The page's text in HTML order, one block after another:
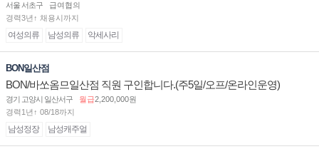
서울 서초구
급여협의
경력3년↑ 채용시까지
여성의류 남성의류 악세사리
BON일산점
BON/바쏘옴므일산점 직원 구인합니다.(주5일/오프/온라인운영)
경기 고양시 일산서구 월급2,200,000원
경력1년↑ 08/18까지
남성정장 남성캐주얼